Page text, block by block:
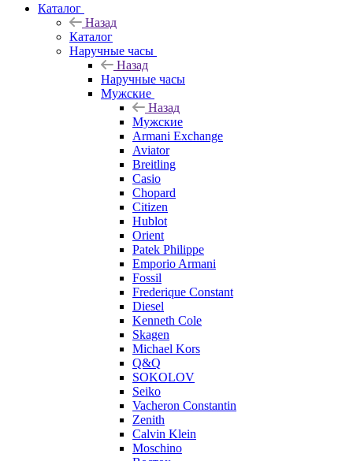
Каталог
Назад
Каталог
Наручные часы
Назад
Наручные часы
Мужские
Назад
Мужские
Armani Exchange
Aviator
Breitling
Casio
Chopard
Citizen
Hublot
Orient
Patek Philippe
Emporio Armani
Fossil
Frederique Constant
Diesel
Kenneth Cole
Skagen
Michael Kors
Q&Q
SOKOLOV
Seiko
Vacheron Constantin
Zenith
Calvin Klein
Moschino